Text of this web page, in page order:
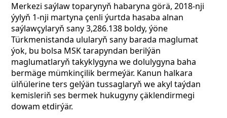
Merkezi saýlaw toparynyň habaryna görä, 2018-nji
ýylyň 1-nji martyna çenli ýurtda hasaba alnan
saýlawçylaryň sany 3,286.138 boldy, ýöne
Türkmenistanda ulularyň sany barada maglumat
ýok, bu bolsa MSK tarapyndan berilýän
maglumatlaryň takyklygyna we dolulygyna baha
bermäge mümkinçilik bermeýär. Kanun halkara
ülňülerine ters gelýän tussaglaryň we akyl taýdan
kemisleriň ses bermek hukugyny çäklendirmegi
dowam etdirýär.